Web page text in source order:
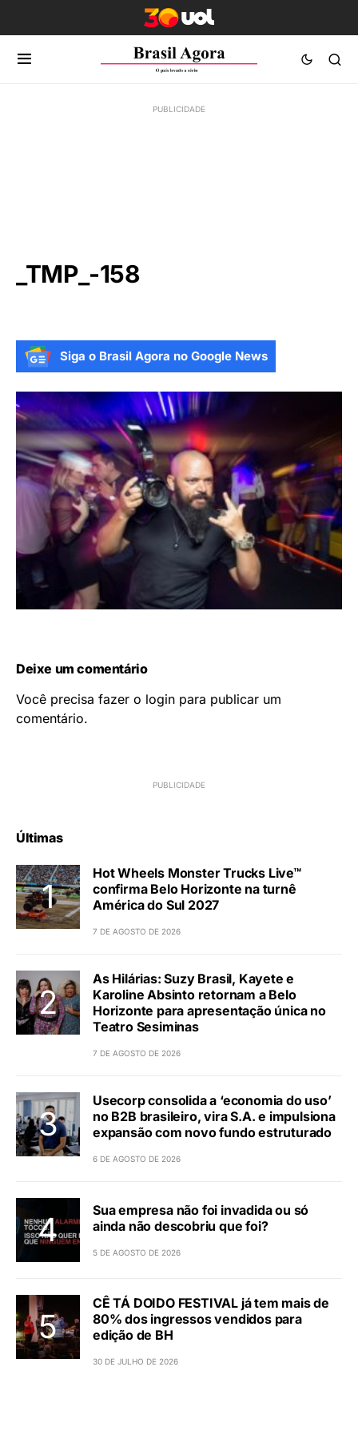
_TMP_-158
Siga o Brasil Agora no Google News
Deixe um comentário
Você precisa fazer o login para publicar um
comentário.
Últimas
Hot Wheels Monster Trucks Live™
confirma Belo Horizonte na turnê
América do Sul 2027
7 DE AGOSTO DE 2026
As Hilárias: Suzy Brasil, Kayete e
Karoline Absinto retornam a Belo
Horizonte para apresentação única no
Teatro Sesiminas
7 DE AGOSTO DE 2026
Usecorp consolida a ‘economia do uso’
no B2B brasileiro, vira S.A. e impulsiona
expansão com novo fundo estruturado
6 DE AGOSTO DE 2026
Sua empresa não foi invadida ou só
ainda não descobriu que foi?
5 DE AGOSTO DE 2026
CÊ TÁ DOIDO FESTIVAL já tem mais de
80% dos ingressos vendidos para
edição de BH
30 DE JULHO DE 2026